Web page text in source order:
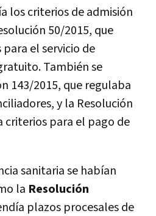
los criterios de admisión
50/2015, que
el servicio de
También se
143/2015, que regulaba
y la Resolución
criterios para el pago de
sanitaria se habían
la Resolución
plazos procesales de